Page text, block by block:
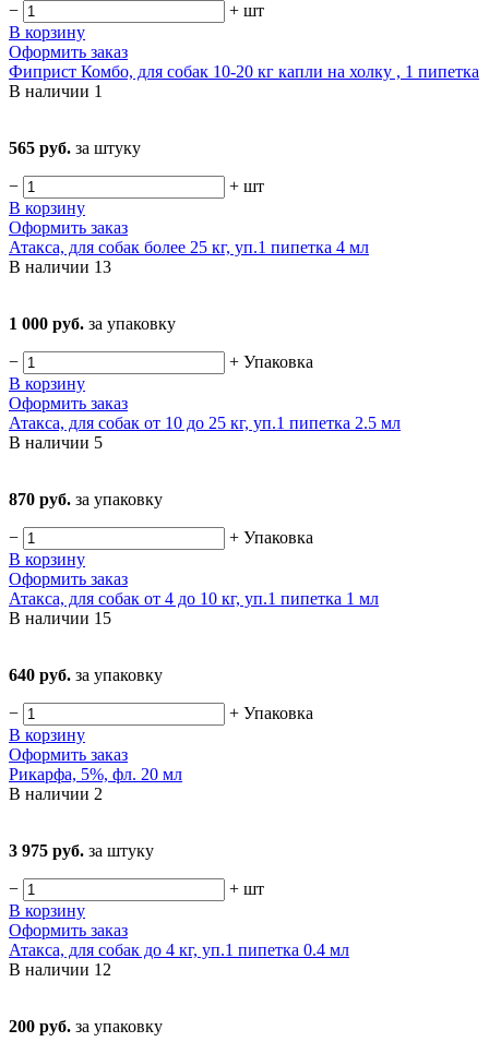
− + шт
В корзину
Оформить заказ
Фиприст Комбо, для собак 10-20 кг капли на холку , 1 пипетка
В наличии 1
565 руб. за штуку
− + шт
В корзину
Оформить заказ
Атакса, для собак более 25 кг, уп.1 пипетка 4 мл
В наличии 13
1 000 руб. за упаковку
− + Упаковка
В корзину
Оформить заказ
Атакса, для собак от 10 до 25 кг, уп.1 пипетка 2.5 мл
В наличии 5
870 руб. за упаковку
− + Упаковка
В корзину
Оформить заказ
Атакса, для собак от 4 до 10 кг, уп.1 пипетка 1 мл
В наличии 15
640 руб. за упаковку
− + Упаковка
В корзину
Оформить заказ
Рикарфа, 5%, фл. 20 мл
В наличии 2
3 975 руб. за штуку
− + шт
В корзину
Оформить заказ
Атакса, для собак до 4 кг, уп.1 пипетка 0.4 мл
В наличии 12
200 руб. за упаковку